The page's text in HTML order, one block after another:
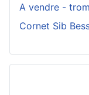
A vendre -
Cornet Sib